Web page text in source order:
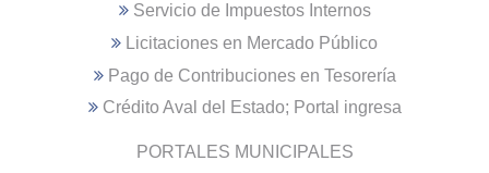
Servicio de Impuestos Internos
Licitaciones en Mercado Público
Pago de Contribuciones en Tesorería
Crédito Aval del Estado; Portal ingresa
PORTALES MUNICIPALES